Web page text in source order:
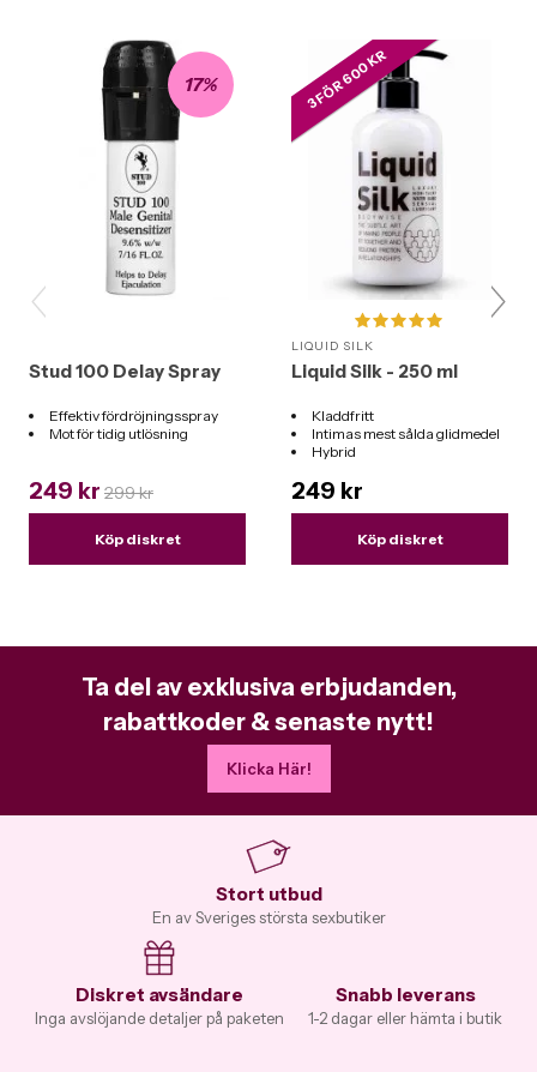
17%
Stud 100 Delay Spray
Effektiv fördröjningsspray
Mot för tidig utlösning
249 kr 299 kr
Köp diskret
3 FÖR 600 KR
LIQUID SILK
Liquid Silk - 250 ml
Kladdfritt
Intimas mest sålda glidmedel
Hybrid
249 kr
Köp diskret
Ta del av exklusiva erbjudanden,
rabattkoder & senaste nytt!
Klicka Här!
Stort utbud
En av Sveriges största sexbutiker
Diskret avsändare
Inga avslöjande detaljer på paketen
Snabb leverans
1-2 dagar eller hämta i butik